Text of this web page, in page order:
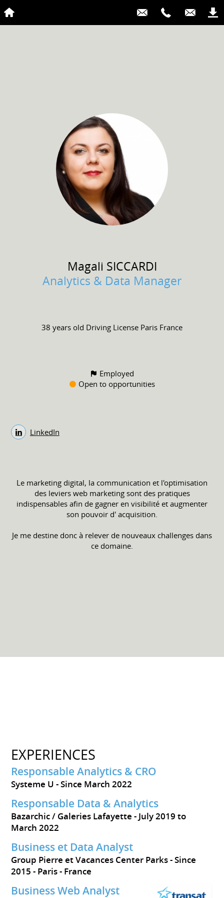
Magali SICCARDI
Analytics & Data Manager
38 years old Driving License Paris France
Employed
Open to opportunities
LinkedIn
Le marketing digital, la communication et l'optimisation
des leviers web marketing sont des pratiques
indispensables afin de gagner en visibilité et augmenter
son pouvoir d' acquisition.
Je me destine donc à relever de nouveaux challenges dans
ce domaine.
EXPERIENCES
Responsable Analytics & CRO
Systeme U Since March 2022
Responsable Data & Analytics
Bazarchic / Galeries Lafayette
July 2019 to
March 2022
Business et Data Analyst
Group Pierre et Vacances Center Parks
Since
2015 Paris France
Business Web Analyst